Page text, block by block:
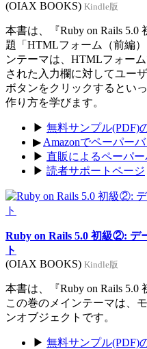
(OIAX BOOKS) Kindle版
本書は、『Ruby on Rails 5.0
題「HTMLフォーム（前編
ンテーマは、HTMLフォー
された入力欄に対してユー
ボタンをクリックするとい
作り方を学びます。
▶ 無料サンプル(PDF)
▶ Amazonでペーパー
▶ 直販によるペーパ
▶ 読者サポートページ
Ruby on Rails 5.0 初級②: デ
ト
(OIAX BOOKS) Kindle版
本書は、『Ruby on Rails 5.0
この巻のメインテーマは、
ンオブジェクトです。
▶ 無料サンプル(PDF)